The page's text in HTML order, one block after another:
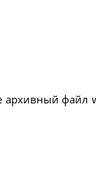
архивный файл